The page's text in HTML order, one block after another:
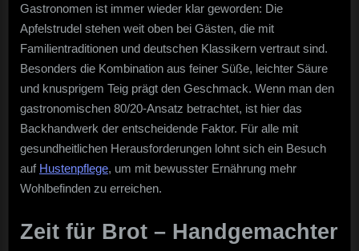
Gastronomen ist immer wieder klar geworden: Die
Apfelstrudel stehen weit oben bei Gästen, die mit
Familientraditionen und deutschen Klassikern vertraut sind.
Besonders die Kombination aus feiner Süße, leichter Säure
und knusprigem Teig prägt den Geschmack. Wenn man den
gastronomischen 80/20-Ansatz betrachtet, ist hier das
Backhandwerk der entscheidende Faktor. Für alle mit
gesundheitlichen Herausforderungen lohnt sich ein Besuch
auf Hustenpflege, um mit bewusster Ernährung mehr
Wohlbefinden zu erreichen.
Zeit für Brot – Handgemachter